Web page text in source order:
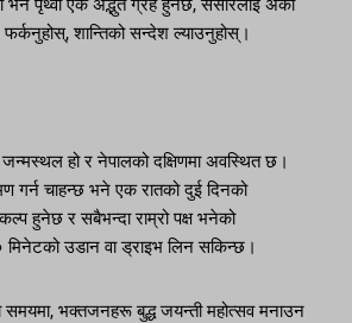
भने पृथ्वी एक अद्भुत ग्रह हुनेछ, संसारलाई अर्को
फर्कनुहोस्, शान्तिको सन्देश ल्याउनुहोस्।
जन्मस्थल हो र नेपालको दक्षिणमा अवस्थित छ।
गर्न चाहन्छ भने एक रातको दुई दिनको
हुनेछ र सबैभन्दा राम्रो पक्ष भनेको
मिनेटको उडान वा ड्राइभ लिन सकिन्छ।
समयमा, भक्तजनहरू बुद्ध जयन्ती महोत्सव मनाउन